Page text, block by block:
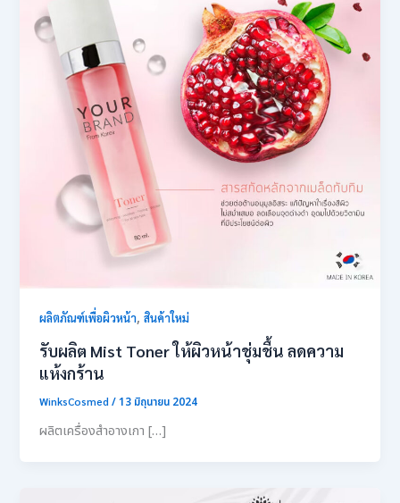
ผลิตภัณฑ์เพื่อผิวหน้า,สินค้าใหม่
รับผลิต Mist Toner ให้ผิวหน้าชุ่มชื้น ลดความ
แห้งกร้าน
WinksCosmed/13 มิถุนายน 2024
ผลิตเครื่องสําอางเกา […]